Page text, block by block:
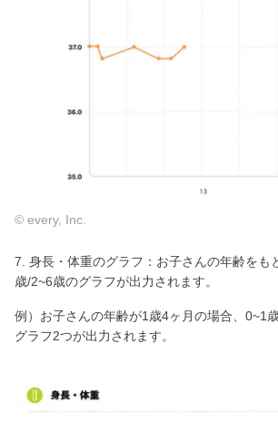
© every, Inc.
7. 身長・体重のグラフ：お子さんの年齢をも
歳/2~6歳のグラフが出力されます。
例）お子さんの年齢が1歳4ヶ月の場合、0~1
グラフ2つが出力されます。